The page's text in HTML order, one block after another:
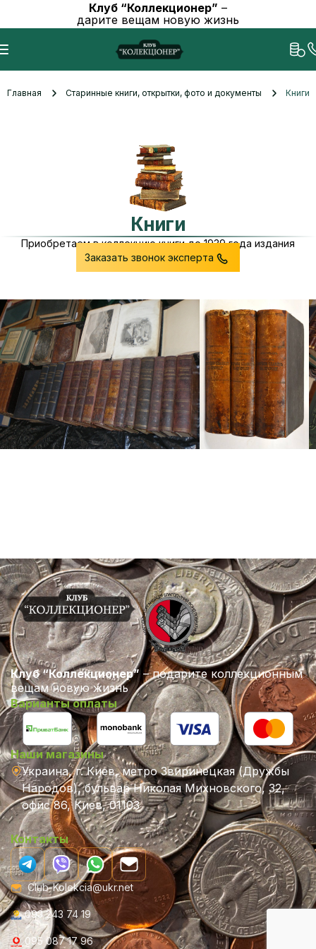
Клуб “Коллекционер” –
дарите вещам новую жизнь
Главная Старинные книги, открытки, фото и документы Книги
Книги
Приобретаем в коллекцию книги до 1939 года издания
Заказать звонок эксперта
Клуб “Коллекционер” – подарите коллекционным
вещам новую жизнь
Варианты оплаты
Наши магазины
Украина, г. Киев, метро Звиринецкая (Дружбы
Народов), бульвар Николая Михновского, 32,
офис 86, Киев, 01103
Контакты
Club-Kolekcia@ukr.net
093 243 74 19
095 087 17 96